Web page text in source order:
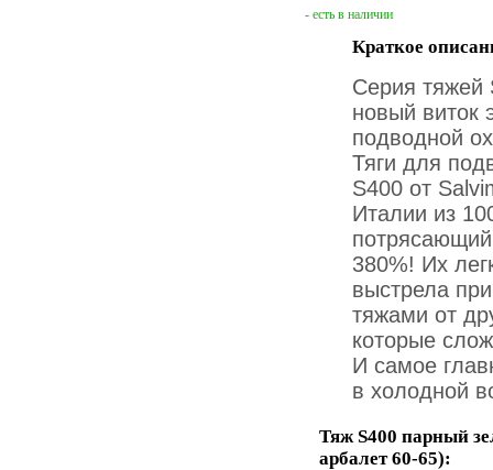
Краткое
Серия тяжей
новый виток
подводной
Тяги для
S400 от
Италии из
380%! Их
выстрела
тяжами от
которые
И самое
в холодной
- есть в наличии
Тяж S400 парный
арбалет 60-65):